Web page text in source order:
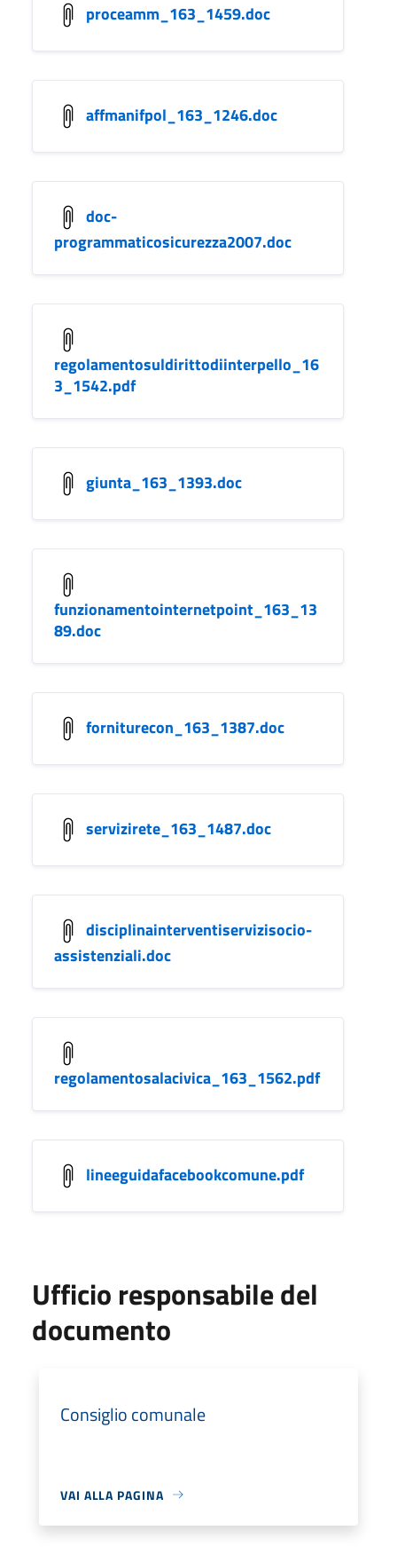
proceamm_163_1459.doc
affmanifpol_163_1246.doc
doc-
programmaticosicurezza2007.doc
regolamentosuldirittodiinterpello_16
3_1542.pdf
giunta_163_1393.doc
funzionamentointernetpoint_163_13
89.doc
forniturecon_163_1387.doc
servizirete_163_1487.doc
disciplinainterventiservizisocio-
assistenziali.doc
regolamentosalacivica_163_1562.pdf
lineeguidafacebookcomune.pdf
Ufficio responsabile del
documento
Consiglio comunale
VAI ALLA PAGINA